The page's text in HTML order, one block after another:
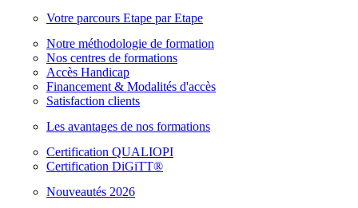
Votre parcours Etape par Etape
Notre méthodologie de formation
Nos centres de formations
Accès Handicap
Financement & Modalités d'accès
Satisfaction clients
Les avantages de nos formations
Certification QUALIOPI
Certification DiGiTT®
Nouveautés 2026